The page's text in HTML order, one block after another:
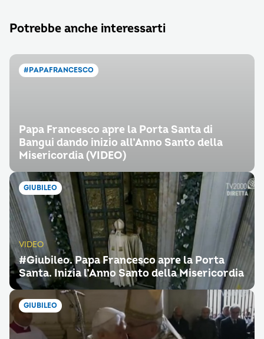
Potrebbe anche interessarti
#PAPAFRANCESCO
Papa Francesco apre la Porta Santa di
Bangui dando inizio all’Anno Santo della
Misericordia (VIDEO)
GIUBILEO
VIDEO
#Giubileo. Papa Francesco apre la Porta
Santa. Inizia l’Anno Santo della Misericordia
GIUBILEO